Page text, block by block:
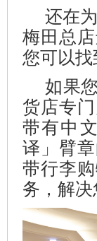
还在
梅田总
您可以找
如果
货店专
带有中
译」臂
带行李
务，解